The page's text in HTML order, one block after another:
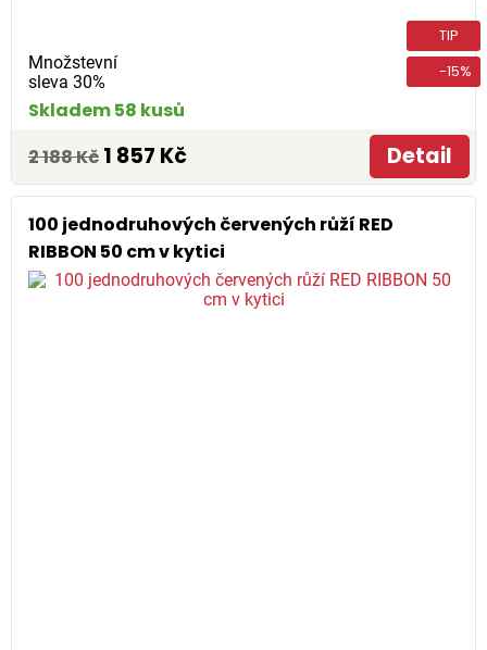
Množstevní
sleva 30%
TIP
-15%
Skladem 58 kusů
2 188 Kč 1 857 Kč Detail
100 jednodruhových červených růží RED
RIBBON 50 cm v kytici